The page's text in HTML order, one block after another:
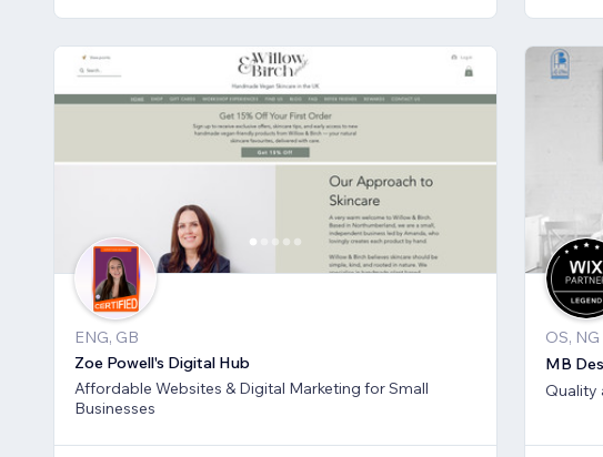
ENG, GB
Zoe Powell's Digital Hub
Affordable Websites & Digital Marketing for Small
Businesses
OS, NG
MB
Quality